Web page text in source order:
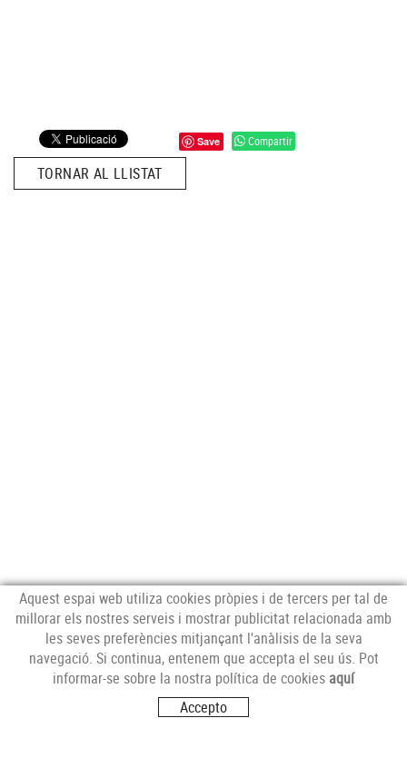
Save Compartir
TORNAR AL LLISTAT
NEWSLETTER
Aquest espai web utiliza cookies pròpies i de tercers per tal de
millorar els nostres serveis i mostrar publicitat relacionada amb
les seves preferències mitjançant l'anàlisis de la seva
navegació. Si continua, entenem que accepta el seu ús. Pot
informar-se sobre la nostra política de cookies aquí
Accepto